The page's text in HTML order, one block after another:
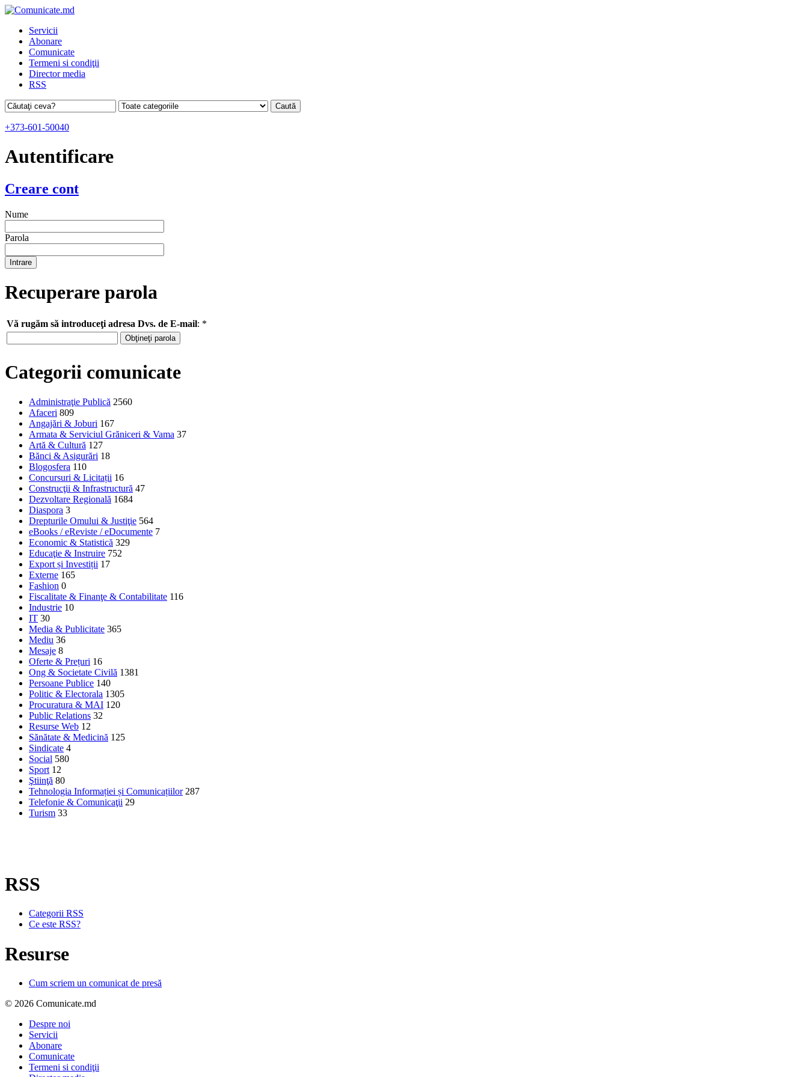
Servicii
Abonare
Comunicate
Termeni si condiţii
Director media
RSS
+373-601-50040
Autentificare
Creare cont
Nume
Parola
Recuperare parola
Vă rugăm să introduceţi adresa Dvs. de E-mail: *
Categorii comunicate
Administraţie Publică 2560
Afaceri 809
Angajări & Joburi 167
Armata & Serviciul Grăniceri & Vama 37
Artă & Cultură 127
Bănci & Asigurări 18
Blogosfera 110
Concursuri & Licitații 16
Construcţii & Infrastructură 47
Dezvoltare Regională 1684
Diaspora 3
Drepturile Omului & Justiţie 564
eBooks / eReviste / eDocumente 7
Economic & Statistică 329
Educaţie & Instruire 752
Export și Investiții 17
Externe 165
Fashion 0
Fiscalitate & Finanţe & Contabilitate 116
Industrie 10
IT 30
Media & Publicitate 365
Mediu 36
Mesaje 8
Oferte & Prețuri 16
Ong & Societate Civilă 1381
Persoane Publice 140
Politic & Electorala 1305
Procuratura & MAI 120
Public Relations 32
Resurse Web 12
Sănătate & Medicină 125
Sindicate 4
Social 580
Sport 12
Ştiinţă 80
Tehnologia Informației și Comunicațiilor 287
Telefonie & Comunicaţii 29
Turism 33
RSS
Categorii RSS
Ce este RSS?
Resurse
Cum scriem un comunicat de presă
© 2026 Comunicate.md
Despre noi
Servicii
Abonare
Comunicate
Termeni si condiţii